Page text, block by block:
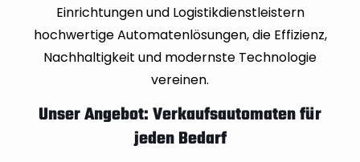
Einrichtungen und Logistikdienstleistern
hochwertige Automatenlösungen, die Effizienz,
Nachhaltigkeit und modernste Technologie
vereinen.
Unser Angebot: Verkaufsautomaten für
jeden Bedarf